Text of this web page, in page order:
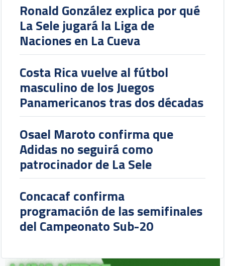
Ronald González explica por qué
La Sele jugará la Liga de
Naciones en La Cueva
Costa Rica vuelve al fútbol
masculino de los Juegos
Panamericanos tras dos décadas
Osael Maroto confirma que
Adidas no seguirá como
patrocinador de La Sele
Concacaf confirma
programación de las semifinales
del Campeonato Sub-20